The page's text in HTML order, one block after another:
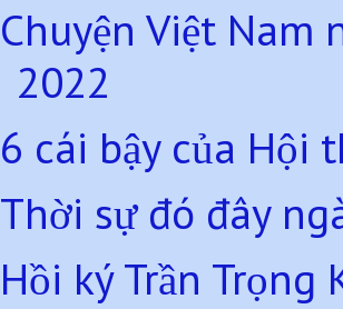
Chuyện Việt
2022
6 cái bậy của Hội
Thời sự đó đây
Hồi ký Trần